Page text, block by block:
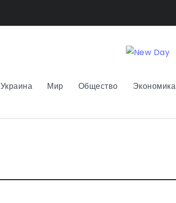
Украина Мир Общество Экономика